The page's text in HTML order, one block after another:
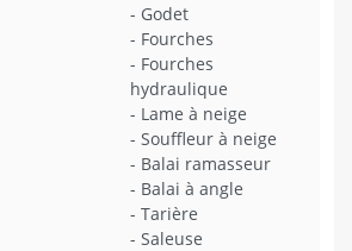
- Godet
- Fourches
- Fourches
hydraulique
- Lame à neige
- Souffleur à neige
- Balai ramasseur
- Balai à angle
- Tarière
- Saleuse